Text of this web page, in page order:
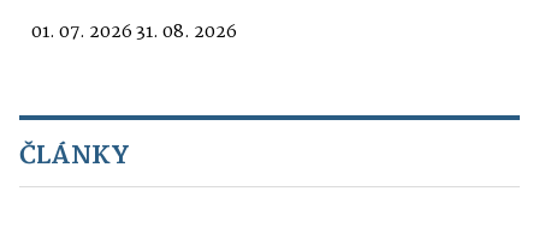
01. 07. 2026 31. 08. 2026
ČLÁNKY